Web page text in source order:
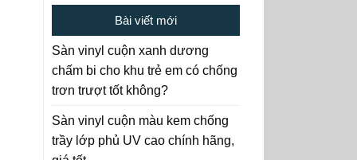
Bài viết mới
Sàn vinyl cuộn xanh dương
chấm bi cho khu trẻ em có chống
trơn trượt tốt không?
Sàn vinyl cuộn màu kem chống
trầy lớp phủ UV cao chính hãng,